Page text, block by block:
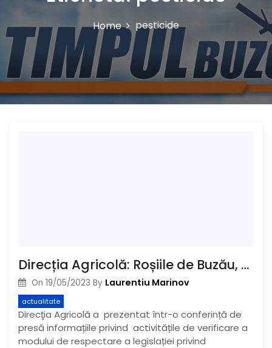
Home pesticide
Direcția Agricolă: Roșiile de Buzău, bune pentru consum
On 19/05/2023 By Laurentiu Marinov
actualitate
Direcţia Agricolă a prezentat într-o conferință de
presă informațiile privind activitățile de verificare a
modului de respectare a legislației privind